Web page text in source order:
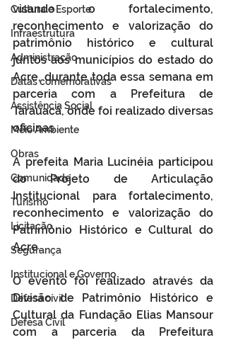
Cultura e Esporte
Infraestrutura
Administração
Datas comemorativas
Assistência Social
Meio Ambiente
Obras
Comunidade
Turismo
Licitação
Segurança
Institucional e Governo
Defesa cívil
Defesa Civil
visando o fortalecimento,
reconhecimento e valorização do
patrimônio histórico e cultural
juntos aos municípios do estado do
Acre, durante toda essa semana em
parceria com a Prefeitura de
Tarauacá, onde foi realizado diversas
oficinas.
A prefeita Maria Lucinéia participou
do Projeto de Articulação
Institucional para fortalecimento,
reconhecimento e valorização do
Patrimônio Histórico e Cultural do
Acre.
O evento foi realizado através da
Divisão de Patrimônio Histórico e
Cultural da Fundação Elias Mansour
com a parceria da Prefeitura